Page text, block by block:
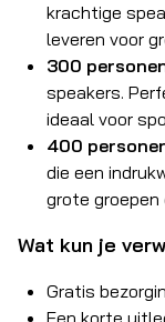
krachtige
leveren voor
300
speakers.
ideaal voor
400
die een
grote
Wat kun je
Gratis